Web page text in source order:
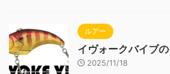
ルアー
イヴォークバイブ
2025/11/18